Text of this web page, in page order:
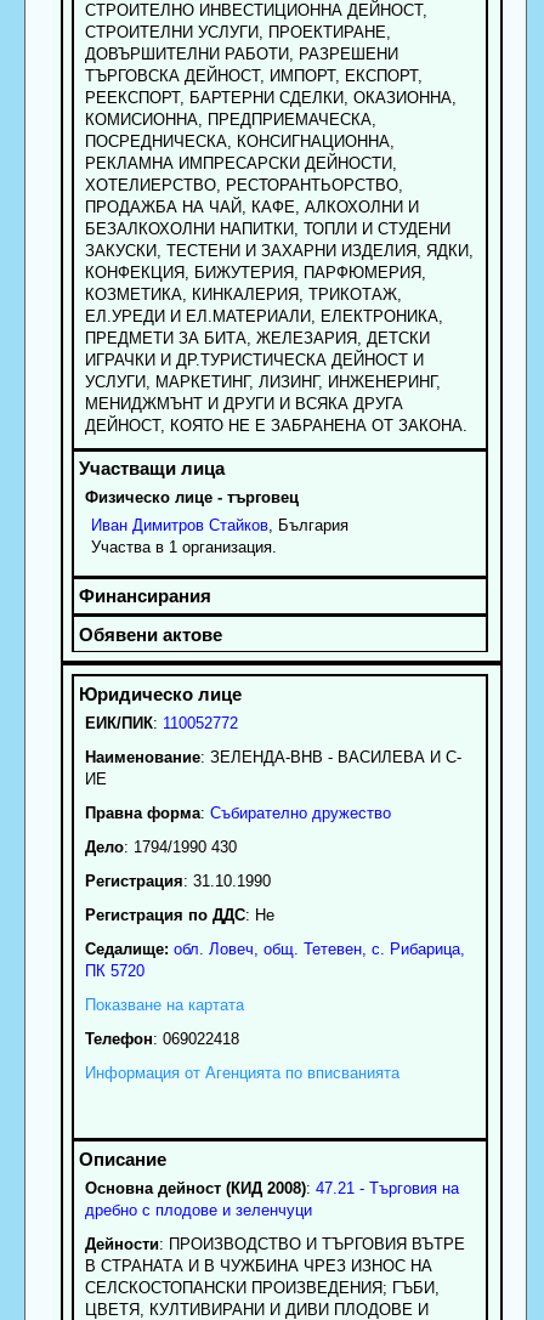
СТРОИТЕЛНО ИНВЕСТИЦИОННА ДЕЙНОСТ,
СТРОИТЕЛНИ УСЛУГИ, ПРОЕКТИРАНЕ,
ДОВЪРШИТЕЛНИ РАБОТИ, РАЗРЕШЕНИ
ТЪРГОВСКА ДЕЙНОСТ, ИМПОРТ, ЕКСПОРТ,
РЕЕКСПОРТ, БАРТЕРНИ СДЕЛКИ, ОКАЗИОННА,
КОМИСИОННА, ПРЕДПРИЕМАЧЕСКА,
ПОСРЕДНИЧЕСКА, КОНСИГНАЦИОННА,
РЕКЛАМНА ИМПРЕСАРСКИ ДЕЙНОСТИ,
ХОТЕЛИЕРСТВО, РЕСТОРАНТЬОРСТВО,
ПРОДАЖБА НА ЧАЙ, КАФЕ, АЛКОХОЛНИ И
БЕЗАЛКОХОЛНИ НАПИТКИ, ТОПЛИ И СТУДЕНИ
ЗАКУСКИ, ТЕСТЕНИ И ЗАХАРНИ ИЗДЕЛИЯ, ЯДКИ,
КОНФЕКЦИЯ, БИЖУТЕРИЯ, ПАРФЮМЕРИЯ,
КОЗМЕТИКА, КИНКАЛЕРИЯ, ТРИКОТАЖ,
ЕЛ.УРЕДИ И ЕЛ.МАТЕРИАЛИ, ЕЛЕКТРОНИКА,
ПРЕДМЕТИ ЗА БИТА, ЖЕЛЕЗАРИЯ, ДЕТСКИ
ИГРАЧКИ И ДР.ТУРИСТИЧЕСКА ДЕЙНОСТ И
УСЛУГИ, МАРКЕТИНГ, ЛИЗИНГ, ИНЖЕНЕРИНГ,
МЕНИДЖМЪНТ И ДРУГИ И ВСЯКА ДРУГА
ДЕЙНОСТ, КОЯТО НЕ Е ЗАБРАНЕНА ОТ ЗАКОНА.
Физическо лице - търговец
Иван Димитров Стайков, България
Участва в 1 организация.
ЕИК/ПИК: 110052772
Наименование: ЗЕЛЕНДА-ВНВ - ВАСИЛЕВА И С-
ИЕ
Правна форма: Събирателно дружество
Дело: 1794/1990 430
Регистрация: 31.10.1990
Регистрация по ДДС: Нe
Седалище: обл. Ловеч общ. Тетевен, с. Рибарица,
ПК 5720
Показване на картата
Телефон: 069022418
Информация от Агенцията по вписванията
Основна дейност (КИД 2008): 47.21 - Търговия на
дребно с плодове и зеленчуци
Дейности: ПРОИЗВОДСТВО И ТЪРГОВИЯ ВЪТРЕ
В СТРАНАТА И В ЧУЖБИНА ЧРЕЗ ИЗНОС НА
СЕЛСКОСТОПАНСКИ ПРОИЗВЕДЕНИЯ; ГЪБИ,
ЦВЕТЯ, КУЛТИВИРАНИ И ДИВИ ПЛОДОВЕ И